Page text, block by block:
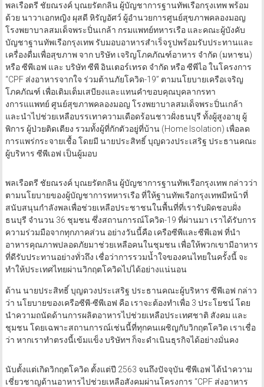
พลเรือตรี ชัยณรงค์ บุณยรัตกลิน ผู้บัญชาการฐานทัพเรือกรุงเทพ พร้อม
ด้วย นาวาเอกหญิง ผุสดี หิรัญอัศว์ ผู้อำนวยการศูนย์สุขภาพคลองมอญ
โรงพยาบาลสมเด็จพระปิ่นเกล้า กรมแพทย์ทหารเรือ และคณะผู้บังคับ
บัญชาฐานทัพเรือกรุงเทพ รับมอบอาหารสำเร็จรูปพร้อมรับประทานและ
เครื่องดื่มเพื่อสุขภาพ จาก บริษัท เจริญโภคภัณฑ์อาหาร จำกัด (มหาชน)
หรือ ซีพีเอฟ และ บริษัท ซีพี อินเตอร์เทรด จำกัด หรือ ซีพีไอ ในโครงการ
“CPF ส่งอาหารจากใจ ร่วมต้านภัยโควิด-19” ตามนโยบายเครือเจริญ
โภคภัณฑ์ เพื่อเติมเต็มเสบียงและแทนคำขอบคุณบุคลากรทา
งการแแพทย์ ศูนย์สุขภาพคลองมอญ โรงพยาบาลสมเด็จพระปิ่นเกล้า
และนำไปช่วยเหลือบรรเทาความเดือดร้อนชาวฝั่งธนบุรี ทั้งผู้สูงอายุ ผู้
พิการ ผู้ป่วยติดเตียง รวมทั้งผู้ที่กักตัวอยู่ที่บ้าน (Home Isolation) เพื่อลด
การแพร่กระจายเชื้อ โดยมี นายประสิทธิ์ บุญดวงประเสริฐ ประธานคณะ
ผู้บริหาร ซีพีเอฟ เป็นผู้มอบ
พลเรือตรี ชัยณรงค์ บุณยรัตกลิน ผู้บัญชาการฐานทัพเรือกรุงเทพ กล่าวว่า
ตามนโยบายของผู้บัญชาการทหารเรือ ที่ให้ฐานทัพเรือกรุงเทพมีหน้าที่
สนับสนุนกำลังพลเพื่อช่วยเหลือประชาชนในพื้นที่ที่เรารับผิดชอบฝั่ง
ธนบุรี จำนวน 36 ชุมชน ซึ่งสถานการณ์โควิด-19 ที่ผ่านมา เราได้รับการ
ความร่วมมือจากทุกภาคส่วน อย่างวันนี้คือ เครือซีพีและซีพีเอฟ ที่นำ
อาหารคุณภาพปลอดภัยมาช่วยเหลือคนในชุมชน เพื่อให้พวกเขามีอาหาร
ที่ดีรับประทานอย่างทั่วถึง เชื่อว่าการรวมน้ำใจของคนไทยในครั้งนี้ จะ
ทำให้ประเทศไทยผ่านวิกฤตโควิดไปได้อย่างแน่นอน
ด้าน นายประสิทธิ์ บุญดวงประเสริฐ ประธานคณะผู้บริหาร ซีพีเอฟ กล่าว
ว่า นโยบายของเครือซีพี-ซีพีเอฟ คือ เราจะต้องทำเพื่อ 3 ประโยชน์ โดย
นำความถนัดด้านการผลิตอาหารไปช่วยเหลือประเทศชาติ สังคม และ
ชุมชน โดยเฉพาะสถานการณ์เช่นนี้ที่ทุกคนเผชิญกับวิกฤตโควิด เราเชื่อ
ว่า หากเราทำตรงนี้เข้มแข็ง บริษัทฯ ก็จะดำเนินธุรกิจได้อย่างมั่นคง
นับตั้งแต่เกิดวิกฤตโควิด ตั้งแต่ปี 2563 จนถึงปัจจุบัน ซีพีเอฟ ได้นำความ
เชี่ยวชาญด้านอาหารไปช่วยเหลือสังคมผ่านโครงการ “CPF ส่งอาหาร